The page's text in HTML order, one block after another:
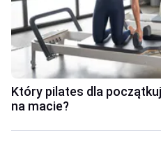
Który pilates dla
na macie?